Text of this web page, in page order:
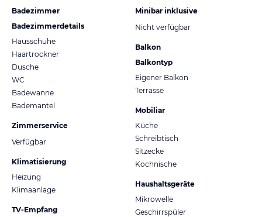
Badezimmer
Badezimmerdetails
Hausschuhe
Haartrockner
Dusche
WC
Badewanne
Bademantel
Zimmerservice
Verfügbar
Klimatisierung
Heizung
Klimaanlage
TV-Empfang
Minibar inklusive
Nicht verfügbar
Balkon
Balkontyp
Eigener Balkon
Terrasse
Mobiliar
Küche
Schreibtisch
Sitzecke
Kochnische
Haushaltsgeräte
Mikrowelle
Geschirrspüler